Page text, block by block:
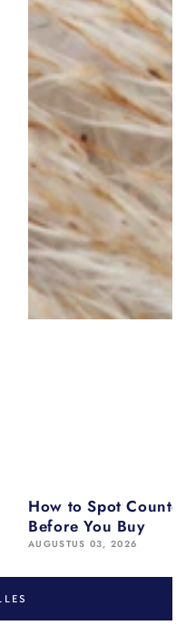
How to Spot
Before You Buy
AUGUSTUS 03, 2026